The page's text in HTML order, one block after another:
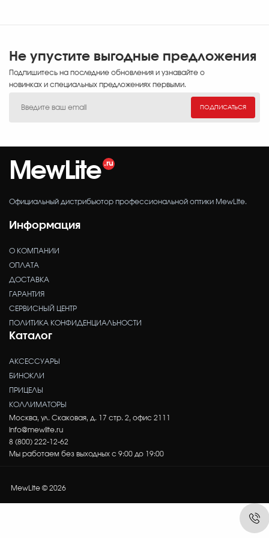
Не упустите выгодные предложения
Подпишитесь на последние обновления и узнавайте о
новинках и специальных предложениях первыми.
ПОДПИСАТЬСЯ
MewLite
Официальный дистрибьютор профессиональной оптики MewLite.
Информация
О КОМПАНИИ
ОПЛАТА
ДОСТАВКА
ГАРАНТИЯ
СЕРВИСНЫЙ ЦЕНТР
ПОЛИТИКА КОНФИДЕНЦИАЛЬНОСТИ
Каталог
АКСЕССУАРЫ
БИНОКЛИ
ПРИЦЕЛЫ
КОЛЛИМАТОРЫ
Москва, ул. Скаковая, д. 17 стр. 2, офис 2111
info@mewlite.ru
8 (800) 222-12-62
Мы работаем без выходных с 9:00 до 19:00
MewLite © 2026